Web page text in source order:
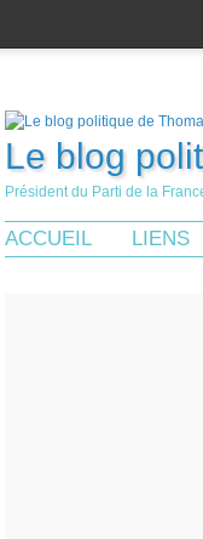
Le blog
Président du Parti de la
ACCUEIL LIENS